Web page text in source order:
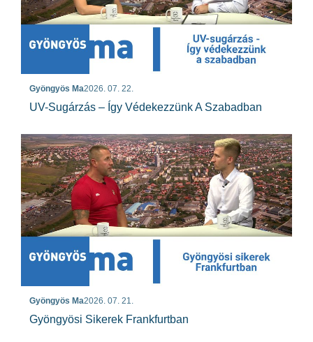
Gyöngyös Ma2026. 07. 22.
UV-Sugárzás – Így Védekezzünk A Szabadban
Gyöngyös Ma2026. 07. 21.
Gyöngyösi Sikerek Frankfurtban